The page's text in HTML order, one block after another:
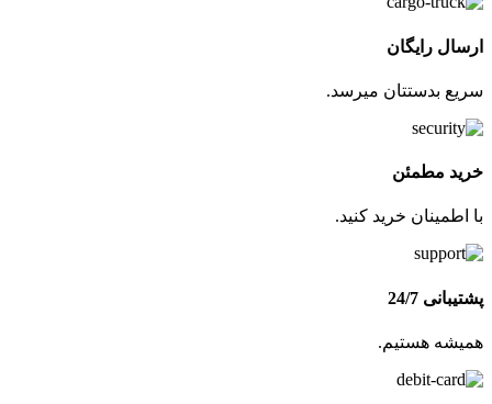
ارسال رایگان
سریع بدستتان میرسد.
خرید مطمئن
با اطمینان خرید کنید.
پشتیبانی 24/7
همیشه هستیم.